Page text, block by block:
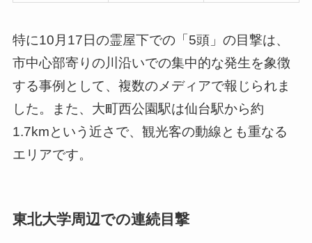
特に10月17日の霊屋下での「5頭」の目撃は、
市中心部寄りの川沿いでの集中的な発生を象徴
する事例として、複数のメディアで報じられま
した。また、大町西公園駅は仙台駅から約
1.7kmという近さで、観光客の動線とも重なる
エリアです。
東北大学周辺での連続目撃